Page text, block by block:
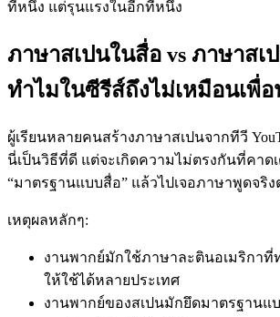
ที่หนึ่ง แต่รุนแรงในอีกที่หนึ่ง
ภาษาสเปนในสื่อ vs ภาษาส
ทำไมในซีรีส์ถึงไม่เหมือนเพื่
ผู้เรียนหลายคนสร้างภาษาสเปนจากทีวี
นี่เป็นวิธีที่ดี แต่จะเกิดความไม่ตรงกันที่คาด
“มาตรฐานแบบสื่อ” แล้วไปเจอภาษาพูดจริ
เหตุผลหลักๆ:
งานพากย์มักใช้ภาษาละตินอเมริกาที่
ให้ใช้ได้หลายประเทศ
งานพากย์ของสเปนมักยึดมาตรฐานแ